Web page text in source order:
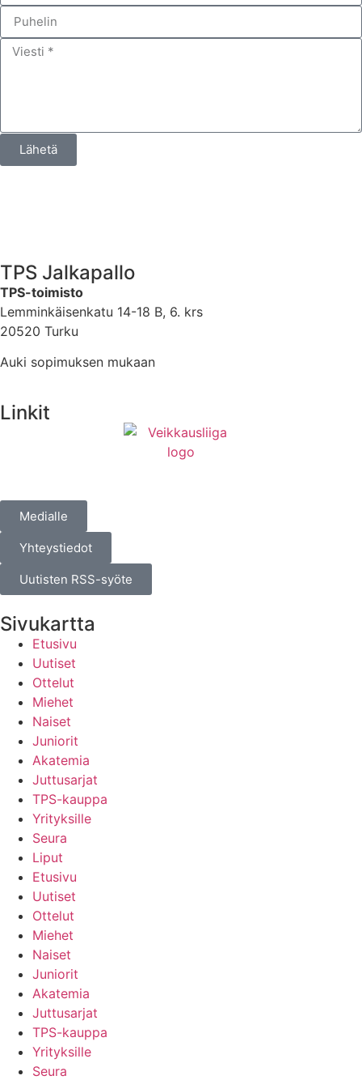
Lähetä
TPS Jalkapallo
TPS-toimisto
Lemminkäisenkatu 14-18 B, 6. krs
20520 Turku
Auki sopimuksen mukaan
Linkit
Medialle
Yhteystiedot
Uutisten RSS-syöte
Sivukartta
Etusivu
Uutiset
Ottelut
Miehet
Naiset
Juniorit
Akatemia
Juttusarjat
TPS-kauppa
Yrityksille
Seura
Liput
Etusivu
Uutiset
Ottelut
Miehet
Naiset
Juniorit
Akatemia
Juttusarjat
TPS-kauppa
Yrityksille
Seura